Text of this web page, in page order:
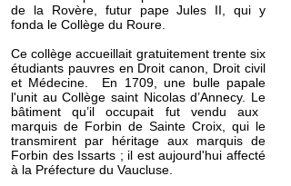
de la Rovère, futur pape Jules II, qui y
fonda le Collège du Roure.
Ce collège accueillait gratuitement trente six
étudiants pauvres en Droit canon, Droit civil
et Médecine. En 1709, une bulle papale
l'unit auCollège saint Nicolas d’Annecy. Le
bâtiment qu’il occupait fut vendu aux
marquis de Forbin de Sainte Croix, qui le
transmirent par héritage aux marquis de
Forbin des Issarts ; il est aujourd'hui affecté
à la Préfecture du Vaucluse.